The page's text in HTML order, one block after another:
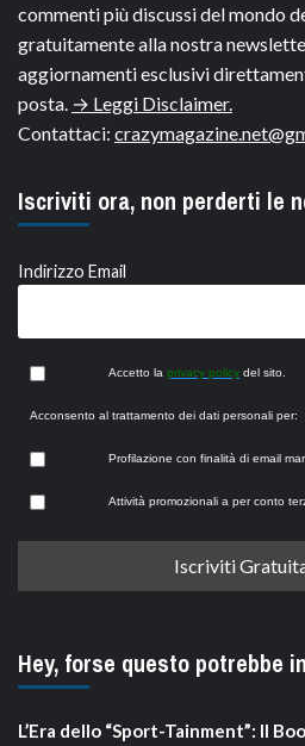
commenti più discussi del mondo
gratuitamente alla nostra
aggiornamenti esclusivi
posta. → Leggi Disclaimer.
Contattaci:
Iscriviti ora, non perderti le
Indirizzo Email
Accetto la privacy policy del sito.
Acconsento al trattamento dei dati personali per:
Profilazione con finalità di email
Attività promozionali a per conto
Hey, forse questo potrebbe
L’Era dello “Sport-Tainment”: Il